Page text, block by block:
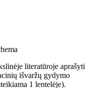
literatūroje aprašyti
ų išvaržų gydymo
1 lentelėje).